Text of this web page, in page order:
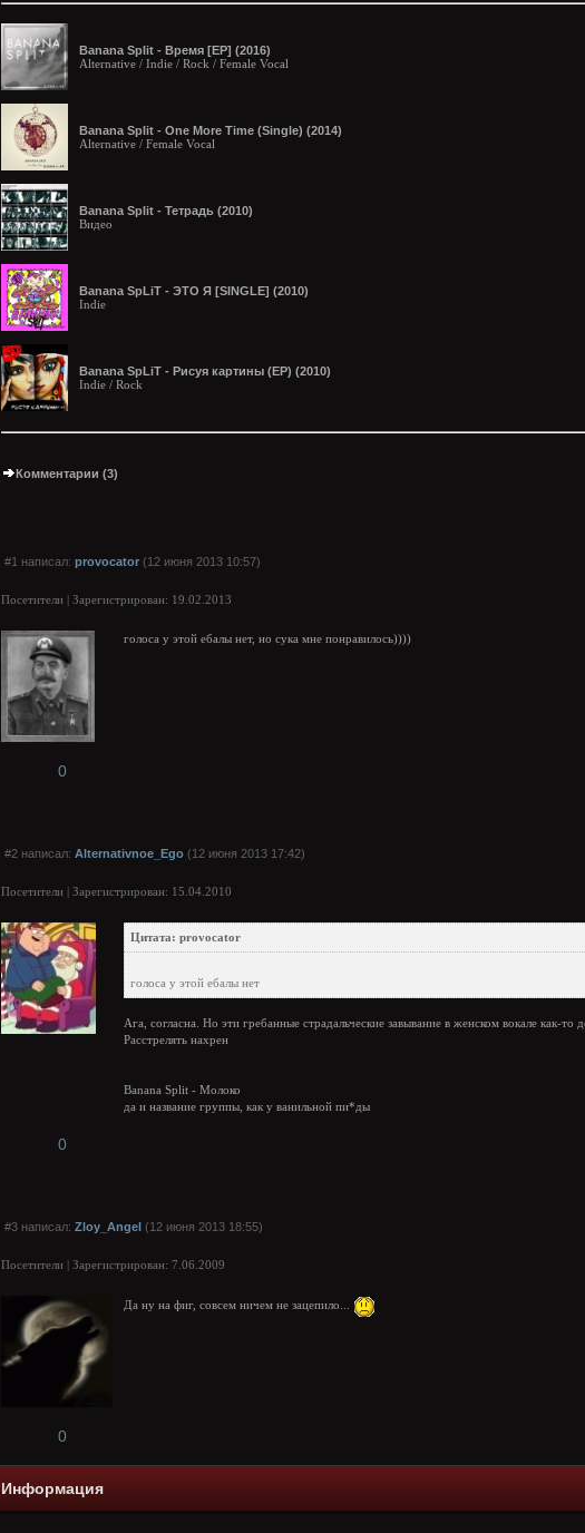
Banana Split - Время [EP] (2016)
Alternative / Indie / Rock / Female Vocal
Banana Split - One More Time (Single) (2014)
Alternative / Female Vocal
Banana Split - Тетрадь (2010)
Видео
Banana SpLiT - ЭТО Я [SINGLE] (2010)
Indie
Banana SpLiT - Рисуя картины (EP) (2010)
Indie / Rock
Комментарии (3)
#1 написал: provocator (12 июня 2013 10:57)
Посетители | Зарегистрирован: 19.02.2013
голоса у этой ебалы нет, но сука мне понравилось))))
0
#2 написал: Alternativnoe_Ego (12 июня 2013 17:42)
Посетители | Зарегистрирован: 15.04.2010
Цитата: provocator
голоса у этой ебалы нет
Ага, согласна. Но эти гребанные страдальческие завывание в женском вокале как-то
Расстрелять нахрен
Banana Split - Молоко
да и название группы, как у ванильной пи*ды
0
#3 написал: Zloy_Angel (12 июня 2013 18:55)
Посетители | Зарегистрирован: 7.06.2009
Да ну на фиг, совсем ничем не зацепило...
0
Информация